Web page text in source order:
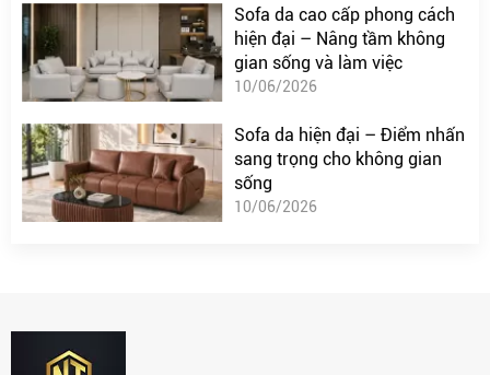
Sofa da cao cấp phong cách
hiện đại – Nâng tầm không
gian sống và làm việc
10/06/2026
Sofa da hiện đại – Điểm nhấn
sang trọng cho không gian
sống
10/06/2026